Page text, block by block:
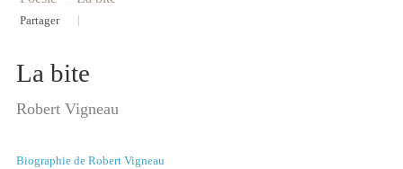
Partager
La bite
Robert Vigneau
Biographie de Robert Vigneau